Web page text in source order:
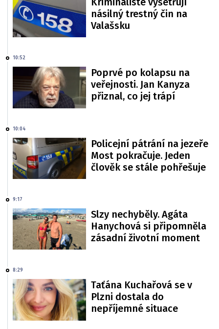
násilný trestný čin na
Valašsku
10:52
Poprvé po kolapsu na
veřejnosti. Jan Kanyza
přiznal, co jej trápí
10:04
Policejní pátrání na jezeře
Most pokračuje. Jeden
člověk se stále pohřešuje
9:17
Slzy nechyběly. Agáta
Hanychová si připomněla
zásadní životní moment
8:29
Taťána Kuchařová se v
Plzni dostala do
nepříjemné situace